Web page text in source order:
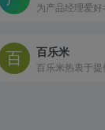
百乐米